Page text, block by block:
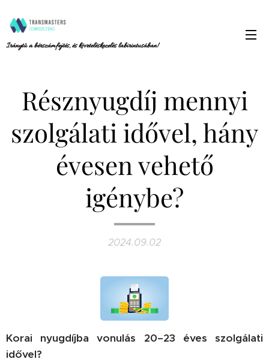
Iránytű a bérszámfejtés, és követeléskezelés labirintusában!
Résznyugdíj mennyi
szolgálati idővel, hány
évesen vehető
igénybe?
2024.09.02
Korai nyugdíjba vonulás 20–23 éves szolgálati
idővel?